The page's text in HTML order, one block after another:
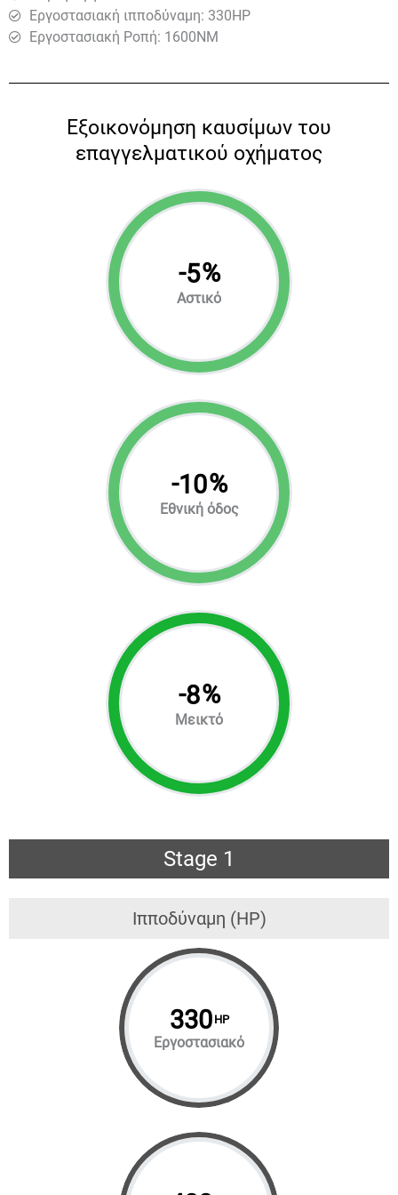
Εργοστασιακή ιπποδύναμη: 330HP
Εργοστασιακή Ροπή: 1600ΝΜ
Eξοικονόμηση καυσίμων του
επαγγελματικού οχήματος
-5%
Αστικό
-10%
Εθνική όδος
-8%
Μεικτό
Stage 1
Ιπποδύναμη (HP)
330 HP
Εργοστασιακό